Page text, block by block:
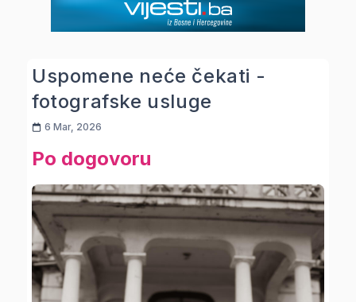
Uspomene neće čekati -
fotografske usluge
6 Mar, 2026
Po dogovoru